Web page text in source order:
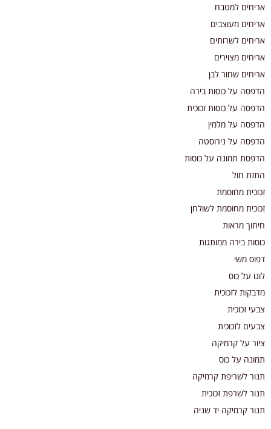
אריחים למטבח
אריחים מעוצבים
אריחים לשרותים
אריחים מצוירים
אריחים שחור לבן
הדפסה על כוסות בירה
הדפסה על כוסות זכוכית
הדפסה על מלמין
הדפסה על נירוסטה
הדפסת תמונה על כוסות
התזת חול
זכוכית מחוסמת
זכוכית מחוסמת לשולחן
חיתוך מראות
כוסות בירה ממותגות
דפוס משי
לוגו על כוס
מדבקות לזכוכית
צבעי זכוכית
צבעים לזכוכית
ציור על קרמיקה
תמונה על כוס
תנור לשריפת קרמיקה
תנור לשרפת זכוכית
תנור קרמיקה יד שניה